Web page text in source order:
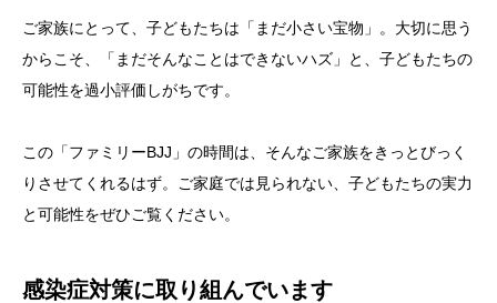
ご家族にとって、子どもたちは「まだ小さい宝物」。大切に思う
からこそ、「まだそんなことはできないハズ」と、子どもたちの
可能性を過小評価しがちです。
この「ファミリーBJJ」の時間は、そんなご家族をきっとびっく
りさせてくれるはず。ご家庭では見られない、子どもたちの実力
と可能性をぜひご覧ください。
感染症対策に取り組んでいます